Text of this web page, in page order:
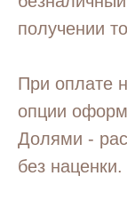
получении
При оплате
опции
Долями -
без